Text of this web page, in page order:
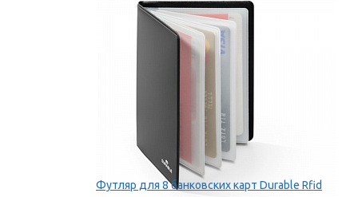
Мы рекомендуем
Футляр для 8 банковских карт Durable Rfid